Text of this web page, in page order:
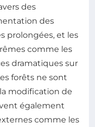
des
des
prolongées, et les
comme les
dramatiques sur
forêts ne sont
modification de
également
comme les